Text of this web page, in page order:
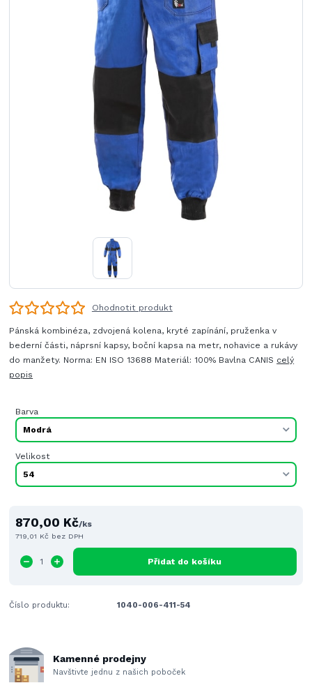
Ohodnotit produkt
Pánská kombinéza, zdvojená kolena, kryté zapínání, pruženka v
bederní části, náprsní kapsy, boční kapsa na metr, nohavice a rukávy
do manžety. Norma: EN ISO 13688 Materiál: 100% Bavlna CANIS celý
popis
Barva
Velikost
870,00 Kč/ks
719,01 Kč bez DPH
Přidat do košíku
Číslo produktu: 1040-006-411-54
Kamenné prodejny
Navštivte jednu z našich poboček